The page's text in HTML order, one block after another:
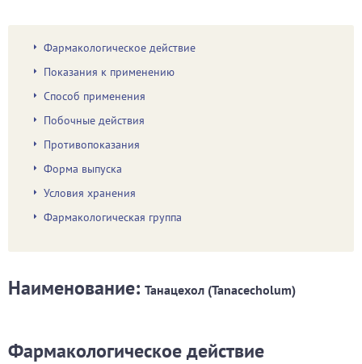
Фармакологическое действие
Показания к применению
Способ применения
Побочные действия
Противопоказания
Форма выпуска
Условия хранения
Фармакологическая группа
Наименование: Танацехол (Tanacecholum)
Фармакологическое действие